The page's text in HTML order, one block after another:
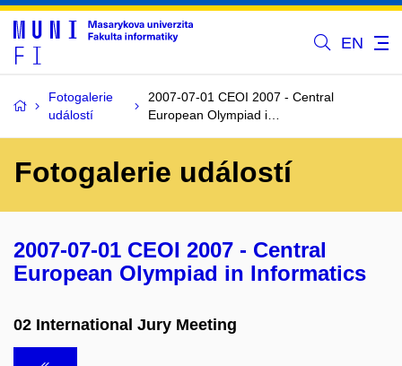
EN
Fotogalerie
událostí
2007-07-01 CEOI 2007 - Central
European Olympiad i…
Fotogalerie událostí
2007-07-01 CEOI 2007 - Central
European Olympiad in Informatics
02 International Jury Meeting